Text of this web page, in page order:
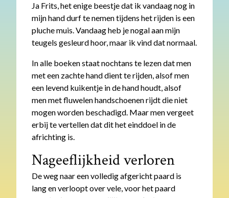
Ja Frits, het enige beestje dat ik vandaag nog in
mijn hand durf te nemen tijdens het rijden is een
pluche muis. Vandaag heb je nogal aan mijn
teugels gesleurd hoor, maar ik vind dat normaal.
In alle boeken staat nochtans te lezen dat men
met een zachte hand dient te rijden, alsof men
een levend kuikentje in de hand houdt, alsof
men met fluwelen handschoenen rijdt die niet
mogen worden beschadigd. Maar men vergeet
erbij te vertellen dat dit het einddoel in de
africhting is.
Nageeflijkheid verloren
De weg naar een volledig afgericht paard is
lang en verloopt over vele, voor het paard